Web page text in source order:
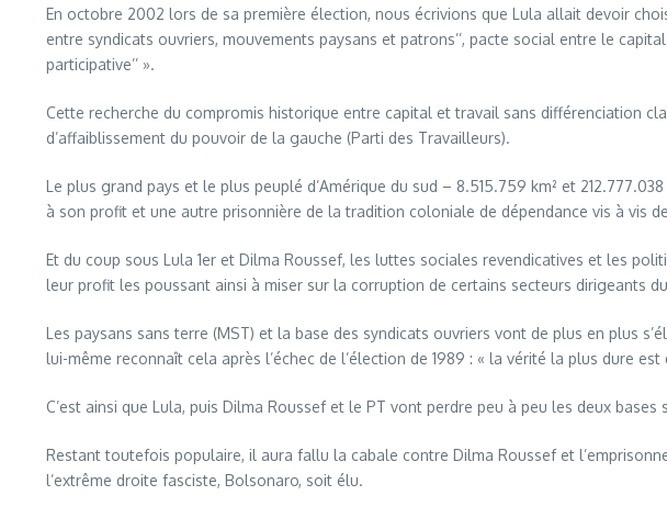
En octobre 2002 lors de sa première élection, nous écrivions que Lula allait devoir
entre syndicats ouvriers, mouvements paysans et patrons’’, pacte social entre le
participative’’ ».
Cette recherche du compromis historique entre capital et travail sans différenciation
d’affaiblissement du pouvoir de la gauche (Parti des Travailleurs).
Le plus grand pays et le plus peuplé d’Amérique du sud – 8.515.759 km² et
à son profit et une autre prisonnière de la tradition coloniale de dépendance vis à vis
Et du coup sous Lula 1er et Dilma Roussef, les luttes sociales revendicatives et les
leur profit les poussant ainsi à miser sur la corruption de certains secteurs dirigeants
Les paysans sans terre (MST) et la base des syndicats ouvriers vont de plus en plus
lui-même reconnaît cela après l’échec de l’élection de 1989 : « la vérité la plus dure
C’est ainsi que Lula, puis Dilma Roussef et le PT vont perdre peu à peu les deux
Restant toutefois populaire, il aura fallu la cabale contre Dilma Roussef et
l’extrême droite fasciste, Bolsonaro, soit élu.